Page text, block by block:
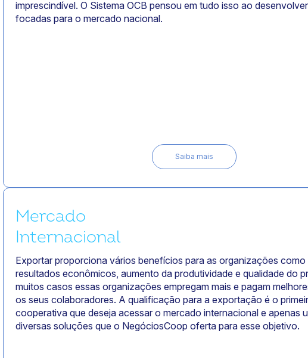
imprescindível. O Sistema OCB pensou em tudo isso ao
focadas para o mercado nacional.
Saiba mais
Mercado
Internacional
Exportar proporciona vários benefícios para as organizações como
resultados econômicos, aumento da produtividade e qualidade do
muitos casos essas organizações empregam mais e pagam
os seus colaboradores. A qualificação para a exportação é o
cooperativa que deseja acessar o mercado internacional e apenas
diversas soluções que o NegóciosCoop oferta para esse objetivo.